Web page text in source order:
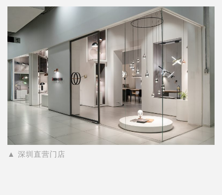
▲ 深圳直营门店